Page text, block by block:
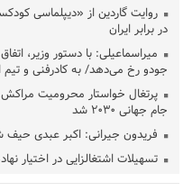
روایت گاردین از «دیپلماسی
در برابر ایران
میراسماعیلی: با دستور وزیر،
جودو رخ می‌دهد/ به کادرفنی و تیم
پرتغال خواستار محرومیت مراکش
جام جهانی ۲۰۳۰ شد
فریدون جیرانی: اکبر عبدی
تسهیلات اشتغالزایی در اختیار